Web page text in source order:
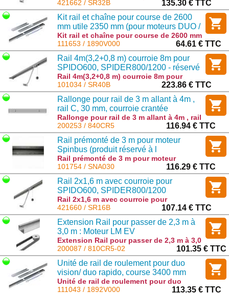
SPIDER800/1200 - réservé vente en local :
SR32B
421662 / SR32B
135.30 € TTC
Kit rail et chaîne pour course de 2600
mm utile 2350 mm (pour moteurs DUO /
VISION )
Kit rail et chaîne pour course de 2600 mm
utile 2350 mm (pour moteurs DUO /
VISION ) : 1890V000
111653 / 1890V000
64.61 € TTC
Rail 4m(3,2+0,8 m) courroie 8m pour
SPIDO600, SPIDER800/1200 - réservé
vente en local
Rail 4m(3,2+0,8 m) courroie 8m pour
SPIDO600, SPIDER800/1200 - réservé
vente en local : SR40B
101034 / SR40B
223.86 € TTC
Rallonge pour rail de 3 m allant à 4m ,
rail C, 30 mm, courroie crantée
Rallonge pour rail de 3 m allant à 4m , rail
C, 30 mm, courroie crantée : 840CR5
200253 / 840CR5
116.94 € TTC
Rail prémonté de 3 m pour moteur
Spinbus (produit réservé à l
enlèvement)
Rail prémonté de 3 m pour moteur
Spinbus (produit réservé à l enlèvement)
: SNA030
101754 / SNA030
116.29 € TTC
Rail 2x1,6 m avec courroie pour
SPIDO600, SPIDER800/1200
Rail 2x1,6 m avec courroie pour
SPIDO600, SPIDER800/1200 : SR16B
421660 / SR16B
107.14 € TTC
Extension Rail pour passer de 2,3 m à
3,0 m : Moteur LM EV
Extension Rail pour passer de 2,3 m à 3,0
m : Moteur LM EV : 810CR5-02
200087 / 810CR5-02
101.35 € TTC
Unité de rail de roulement pour duo
vision/ duo rapido, course 3400 mm
Unité de rail de roulement pour duo
vision/ duo rapido, course 3400 mm :
111043 / 1892V000
113.35 € TTC